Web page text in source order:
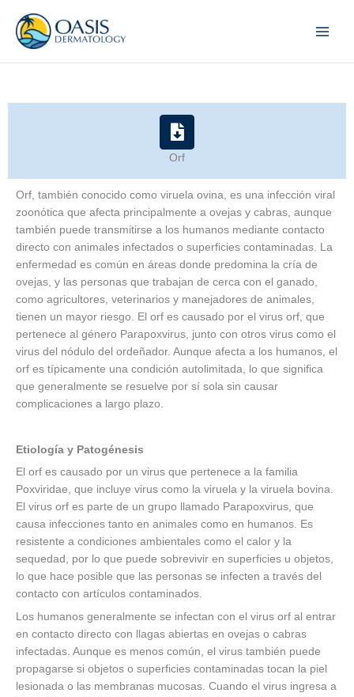
content
Orf
Orf, también conocido como viruela ovina, es una infección viral
zoonótica que afecta principalmente a ovejas y cabras, aunque
también puede transmitirse a los humanos mediante contacto
directo con animales infectados o superficies contaminadas. La
enfermedad es común en áreas donde predomina la cría de
ovejas, y las personas que trabajan de cerca con el ganado,
como agricultores, veterinarios y manejadores de animales,
tienen un mayor riesgo. El orf es causado por el virus orf, que
pertenece al género Parapoxvirus, junto con otros virus como el
virus del nódulo del ordeñador. Aunque afecta a los humanos, el
orf es típicamente una condición autolimitada, lo que significa
que generalmente se resuelve por sí sola sin causar
complicaciones a largo plazo.
Etiología y Patogénesis
El orf es causado por un virus que pertenece a la familia
Poxviridae, que incluye virus como la viruela y la viruela bovina.
El virus orf es parte de un grupo llamado Parapoxvirus, que
causa infecciones tanto en animales como en humanos. Es
resistente a condiciones ambientales como el calor y la
sequedad, por lo que puede sobrevivir en superficies u objetos,
lo que hace posible que las personas se infecten a través del
contacto con artículos contaminados.
Los humanos generalmente se infectan con el virus orf al entrar
en contacto directo con llagas abiertas en ovejas o cabras
infectadas. Aunque es menos común, el virus también puede
propagarse si objetos o superficies contaminadas tocan la piel
lesionada o las membranas mucosas. Cuando el virus ingresa a